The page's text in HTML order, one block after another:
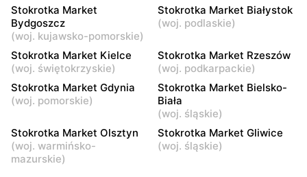
Bratkowice, ul. Bratkowice
821D
Jedlińsk, ul. Warecka 15
Stokrotka Market
Jedlińsk, ul. Ogrodowa 9
Stokrotka Market
Aleksandrówka, ul. Główna
Stokrotka Market Stokrotka Market
Jastrzębia, ul. Jastrzębia
108
Stokrotka Market
Stokrotka Market
Bydgoszcz
(woj. kujawsko-pomorskie)
Stokrotka Market Białystok
(woj. podlaskie)
Stokrotka Market Kielce
(woj. świętokrzyskie)
Stokrotka Market Rzeszów
(woj. podkarpackie)
Stokrotka Market Gdynia
(woj. pomorskie)
Stokrotka Market Bielsko-
Biała
(woj. śląskie)
Stokrotka Market Olsztyn
(woj. warmińsko-
mazurskie)
Stokrotka Market Gliwice
(woj. śląskie)